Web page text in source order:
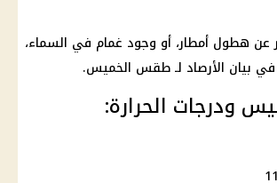
عن هطول أمطار، أو وجود غمام في السماء،
بيان الأرصاد لـ طقس الخميس.
ودرجات الحرارة: